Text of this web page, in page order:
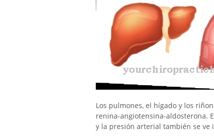
Los pulmones, el hígado y los
renina-angiotensina-aldosterona.
y la presión arterial también se